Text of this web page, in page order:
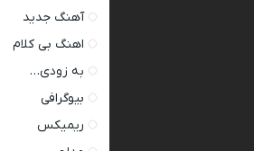
آهنگ جدید
اهنگ بی کلام
به زودی…
بیوگرافی
ریمیکس